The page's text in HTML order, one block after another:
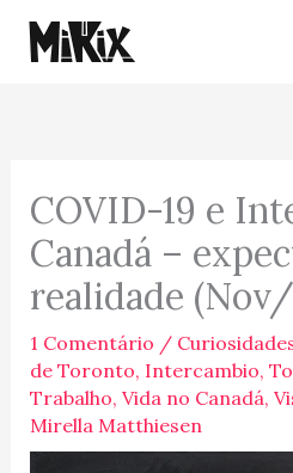
para
COVID-19 e
Canadá –
realidade
1 Comentário /
de Toronto, Intercambio,
Trabalho, Vida no Canadá,
Mirella Matthiesen